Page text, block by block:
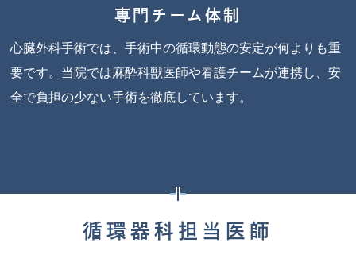
専門チーム体制
心臓外科手術では、手術中の循環動態の安定が何よりも重
要です。当院では麻酔科獣医師や看護チームが連携し、安
全で負担の少ない手術を徹底しています。
循環器科担当医師